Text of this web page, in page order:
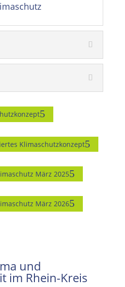
Klimaschutzkonzept
März 2025
März 2026
und
im Rhein-Kreis